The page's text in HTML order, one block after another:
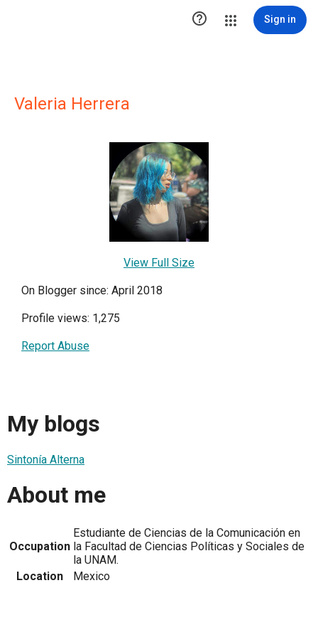
 Sign in
Valeria Herrera
View Full Size
On Blogger since: April 2018
Profile views: 1,275
Report Abuse
My blogs
Sintonía Alterna
About me
Occupation
Estudiante de Ciencias de la Comunicación en
la Facultad de Ciencias Políticas y Sociales de
la UNAM.
Location
Mexico